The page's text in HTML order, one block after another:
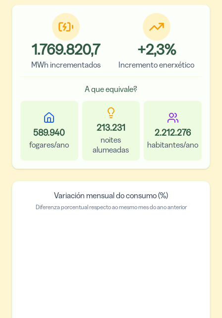
1.769.820,7
MWh incrementados
+2,3%
Incremento enerxético
A que equivale?
589.940
fogares/ano
213.231
noites
alumeadas
2.212.276
habitantes/ano
Variación mensual do consumo (%)
Diferenza porcentual respecto ao mesmo mes do ano anterior